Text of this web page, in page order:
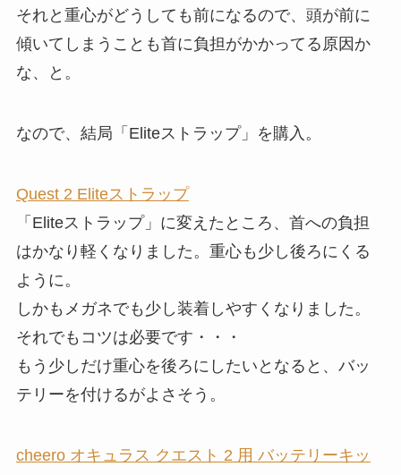
それと重心がどうしても前になるので、頭が前に
傾いてしまうことも首に負担がかかってる原因か
な、と。
なので、結局「Eliteストラップ」を購入。
Quest 2 Eliteストラップ
「Eliteストラップ」に変えたところ、首への負担
はかなり軽くなりました。重心も少し後ろにくる
ように。
しかもメガネでも少し装着しやすくなりました。
それでもコツは必要です・・・
もう少しだけ重心を後ろにしたいとなると、バッ
テリーを付けるがよさそう。
cheero オキュラス クエスト 2 用 バッテリーキッ